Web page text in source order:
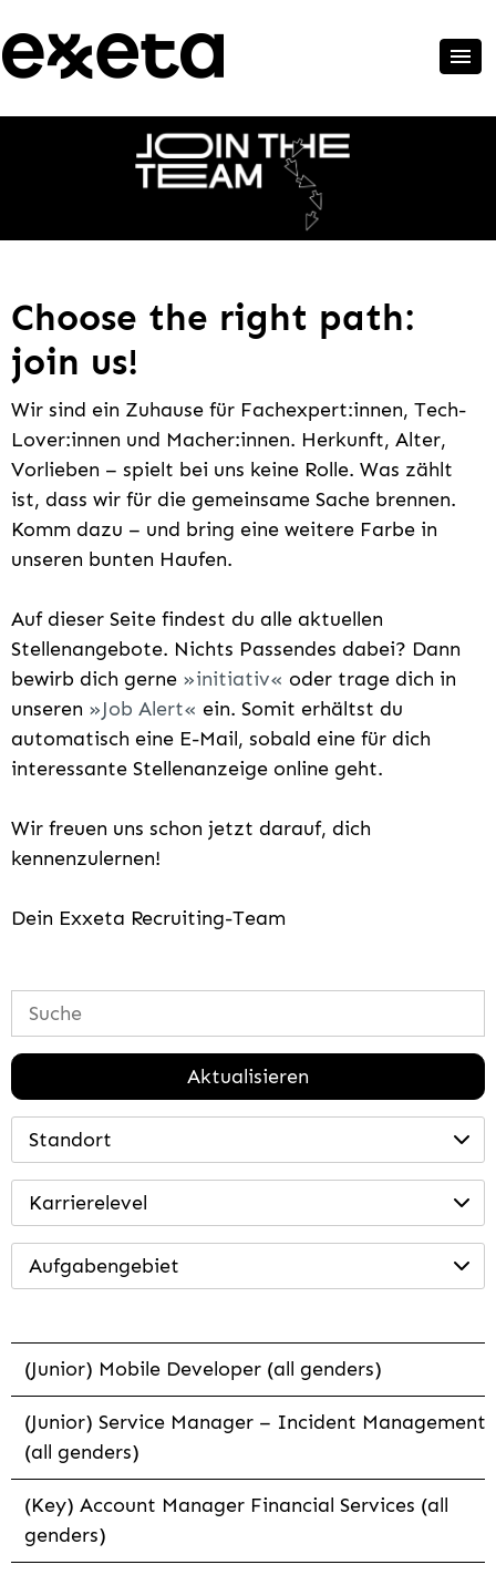
Choose the right path:
join us!
Wir sind ein Zuhause für Fachexpert:innen, Tech-
Lover:innen und Macher:innen. Herkunft, Alter,
Vorlieben – spielt bei uns keine Rolle. Was zählt
ist, dass wir für die gemeinsame Sache brennen.
Komm dazu – und bring eine weitere Farbe in
unseren bunten Haufen.
Auf dieser Seite findest du alle aktuellen
Stellenangebote. Nichts Passendes dabei? Dann
bewirb dich gerne
initiativ
oder trage dich in
unseren
Job Alert
ein. Somit erhältst du
automatisch eine E-Mail, sobald eine für dich
interessante Stellenanzeige online geht.
Wir freuen uns schon jetzt darauf, dich
kennenzulernen!
Dein Exxeta Recruiting-Team
Aktualisieren
Standort
Karrierelevel
Aufgabengebiet
(Junior) Mobile Developer (all genders)
(Junior) Service Manager – Incident Management
(all genders)
(Key) Account Manager Financial Services (all
genders)